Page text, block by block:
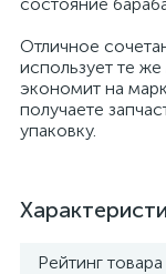
Отличное
использует те
экономит на
получаете
упаковку.
Рейтинг товара